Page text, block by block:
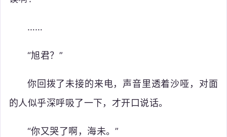
……
“旭君？”
你回拨了未接的来电，声音里透着沙哑，对面
的人似乎深呼吸了一下，才开口说话。
“你又哭了啊，海未。”